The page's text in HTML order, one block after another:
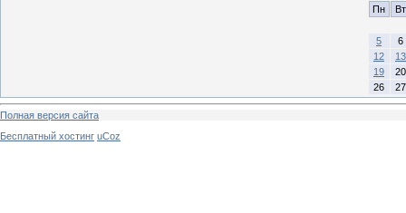
Пн
Вт
5
6
12
13
19
20
26
27
Полная версия сайта
Бесплатный хостинг uCoz